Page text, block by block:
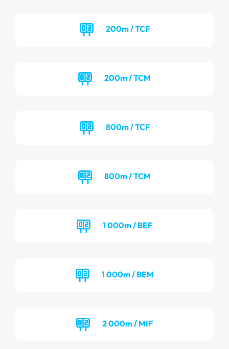
200m / TCF
200m / TCM
800m / TCF
800m / TCM
1 000m / BEF
1 000m / BEM
2 000m / MIF